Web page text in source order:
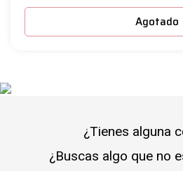
Agotado
¿Tienes alguna
¿Buscas algo que no